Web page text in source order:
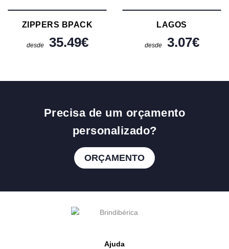
ZIPPERS BPACK
desde 35.49€
LAGOS
desde 3.07€
Precisa de um orçamento
personalizado?
ORÇAMENTO
Ajuda